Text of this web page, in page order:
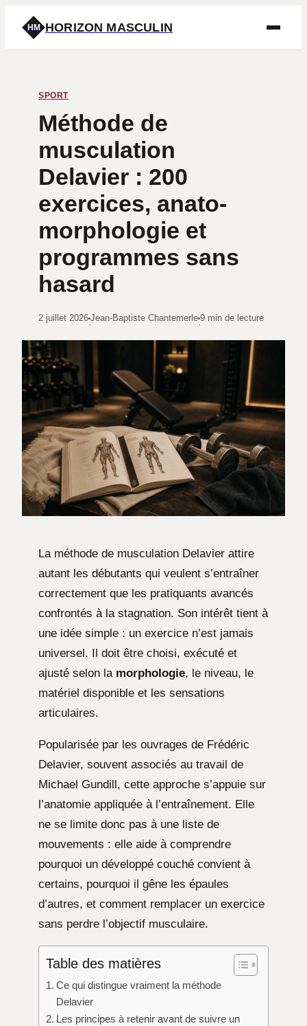
HM HORIZON MASCULIN
SPORT
Méthode de
musculation
Delavier : 200
exercices, anato-
morphologie et
programmes sans
hasard
2 juillet 2026
·
Jean-Baptiste Chantemerle
·
9 min de lecture
La méthode de musculation Delavier attire
autant les débutants qui veulent s’entraîner
correctement que les pratiquants avancés
confrontés à la stagnation. Son intérêt tient à
une idée simple : un exercice n’est jamais
universel. Il doit être choisi, exécuté et
ajusté selon la morphologie, le niveau, le
matériel disponible et les sensations
articulaires.
Popularisée par les ouvrages de Frédéric
Delavier, souvent associés au travail de
Michael Gundill, cette approche s’appuie sur
l’anatomie appliquée à l’entraînement. Elle
ne se limite donc pas à une liste de
mouvements : elle aide à comprendre
pourquoi un développé couché convient à
certains, pourquoi il gêne les épaules
d’autres, et comment remplacer un exercice
sans perdre l’objectif musculaire.
Table des matières
Ce qui distingue vraiment la méthode
Delavier
Les principes à retenir avant de suivre un